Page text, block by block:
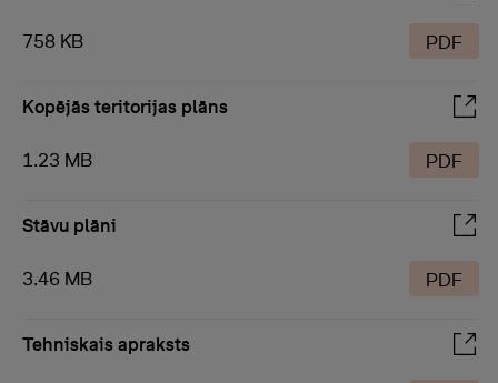
758 KB PDF
Kopējās teritorijas plāns
1.23 MB PDF
Stāvu plāni
3.46 MB PDF
Tehniskais apraksts